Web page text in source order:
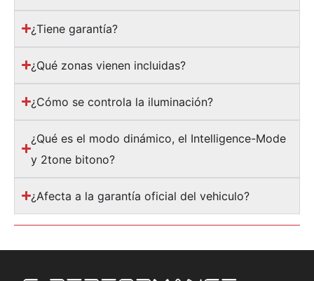
¿Tiene garantía?
¿Qué zonas vienen incluidas?
¿Cómo se controla la iluminación?
¿Qué es el modo dinámico, el Intelligence-Mode
y 2tone bitono?
¿Afecta a la garantía oficial del vehiculo?